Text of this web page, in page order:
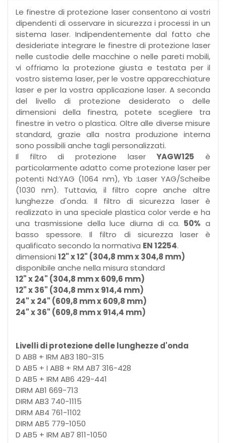
Le finestre di protezione laser consentono ai vostri
dipendenti di osservare in sicurezza i processi in un
sistema laser. Indipendentemente dal fatto che
desideriate integrare le finestre di protezione laser
nelle custodie delle macchine o nelle pareti mobili,
vi offriamo la protezione giusta e testata per il
vostro sistema laser, per le vostre apparecchiature
laser e per la vostra applicazione laser. A seconda
del livello di protezione desiderato o delle
dimensioni della finestra, potete scegliere tra
finestre in vetro o plastica. Oltre alle diverse misure
standard, grazie alla nostra produzione interna
sono possibili anche tagli personalizzati.
Il filtro di protezione laserYAGW125 è
particolarmente adatto come protezione laser per
potenti Nd:YAG (1064 nm), Yb :Laser YAG/Scheibe
(1030 nm). Tuttavia, il filtro copre anche altre
lunghezze d'onda. Il filtro di sicurezza laser è
realizzato in una speciale plastica color verde e ha
una trasmissione della luce diurna di ca. 50% a
basso spessore. Il filtro di sicurezza laser è
qualificato secondo la normativa EN 12254.
dimensioni 12" x 12" (304,8 mm x 304,8 mm)
disponibile anche nella misura standard
12" x 24" (304,8 mm x 609,6 mm)
12" x 36" (304,8 mm x 914,4 mm)
24" x 24" (609,8 mm x 609,8 mm)
24" x 36" (609,8 mm x 914,4 mm)
Livelli di protezione delle lunghezze d'onda
D AB8 + IRM AB3 180-315
D AB5 + I AB8 + RM AB7 316-428
D AB5 + IRM AB6 429-441
DIRM AB1 669-713
DIRM AB3 740-1115
DIRM AB4 761-1102
DIRM AB5 779-1050
D AB5 + IRM AB7 811-1050